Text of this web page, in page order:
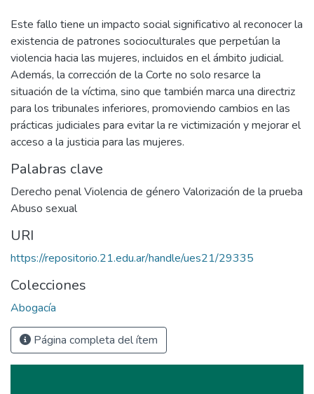
Este fallo tiene un impacto social significativo al reconocer la
existencia de patrones socioculturales que perpetúan la
violencia hacia las mujeres, incluidos en el ámbito judicial.
Además, la corrección de la Corte no solo resarce la
situación de la víctima, sino que también marca una directriz
para los tribunales inferiores, promoviendo cambios en las
prácticas judiciales para evitar la re victimización y mejorar el
acceso a la justicia para las mujeres.
Palabras clave
Derecho penal Violencia de género Valorización de la prueba
Abuso sexual
URI
https://repositorio.21.edu.ar/handle/ues21/29335
Colecciones
Abogacía
Página completa del ítem